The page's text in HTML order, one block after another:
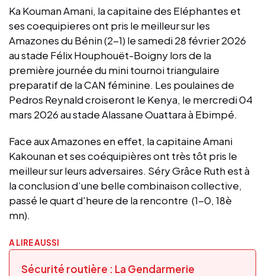
Ka Kouman Amani, la capitaine des Eléphantes et
ses coequipieres ont pris le meilleur sur les
Amazones du Bénin (2-1) le samedi 28 février 2026
au stade Félix Houphouët-Boigny lors de la
première journée du mini tournoi triangulaire
preparatif de la CAN féminine. Les poulaines de
Pedros Reynald croiseront le Kenya, le mercredi 04
mars 2026 au stade Alassane Ouattara à Ebimpé.
Face aux Amazones en effet, la capitaine Amani
Kakounan et ses coéquipières ont très tôt pris le
meilleur sur leurs adversaires. Séry Grâce Ruth est à
la conclusion d’une belle combinaison collective,
passé le quart d'heure de la rencontre (1-0, 18è
mn).
A LIRE AUSSI
Sécurité routière : La Gendarmerie